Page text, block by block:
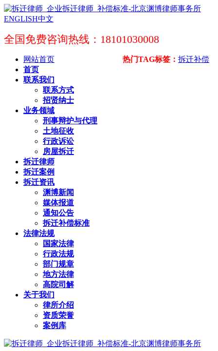
ENGLISH中文
全国免费咨询热线：18101030008
热门TAG标签： 拆迁补偿
网站首页
首页
联系我们
联系方式
招贤纳士
业务领域
刑事辩护与代理
土地征收
行政诉讼
房屋拆迁
拆迁律师
拆迁案例
拆迁资讯
渊博新闻
媒体报道
通知公告
拆迁补偿标准
法律法规
国家法律
行政法规
部门规章
地方法律
高院司解
关于我们
律所介绍
资质荣誉
案例库